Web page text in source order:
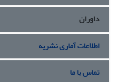
داوران
اطلاعات آماری نشریه
تماس با ما